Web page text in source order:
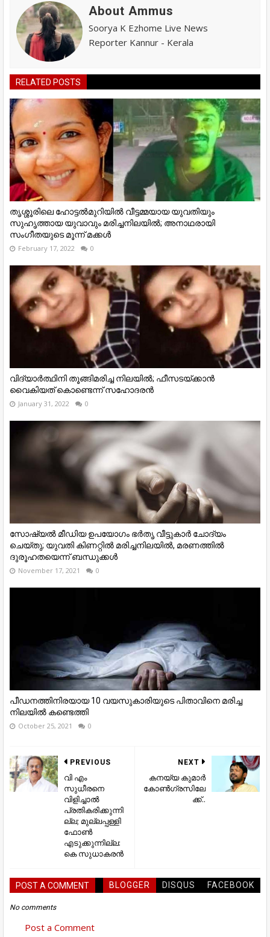
About Ammus
Soorya K Ezhome Live News
Reporter Kannur - Kerala
RELATED POSTS
തൃശ്ശൂരിലെ ഹോട്ടൽമുറിയിൽ വീട്ടമ്മയായ യുവതിയും
സുഹൃത്തായ യുവാവും മരിച്ചനിലയിൽ; അനാഥരായി
സംഗീതയുടെ മൂന്ന് മക്കൾ
February 17, 2022 0
വിദ്യാർത്ഥിനി തൂങ്ങിമരിച്ച നിലയിൽ; ഫീസടയ്ക്കാൻ
വൈകിയത് കൊണ്ടെന്ന് സഹോദരൻ
January 31, 2022 0
സോഷ്യൽ മീഡിയ ഉപയോഗം ഭർതൃ വീട്ടുകാര്‍ ചോദ്യം
ചെയ്തു; യുവതി കിണറ്റില്‍ മരിച്ചനിലയില്‍, മരണത്തില്‍
ദുരൂഹതയെന്ന് ബന്ധുക്കള്‍
November 17, 2021 0
പീഡനത്തിനിരയായ 10 വയസുകാരിയുടെ പിതാവിനെ മരിച്ച
നിലയില്‍ കണ്ടെത്തി
October 25, 2021 0
NEXT
കനയ്യ കുമാർ
കോൺഗ്രസിലേ
ക്ക്..
PREVIOUS
വി എം
സുധീരനെ
വിളിച്ചാൽ
പ്രതികരിക്കുന്നി
ല്ല; മുല്ലപ്പള്ളി
ഫോൺ
എടുക്കുന്നില്ല:
കെ സുധാകരൻ
POST A COMMENT BLOGGER DISQUS FACEBOOK
No comments
Post a Comment